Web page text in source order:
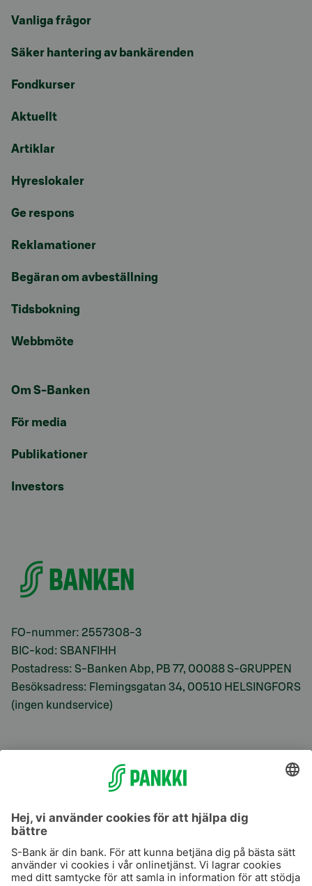
Vanliga frågor
Säker hantering av bankärenden
Fondkurser
Aktuellt
Artiklar
Hyreslokaler
Ge respons
Reklamationer
Begäran om avbeställning
Tidsbokning
Webbmöte
Om S-Banken
För media
Publikationer
Investors
FO-nummer: 2557308-3
BIC-kod: SBANFIHH
Postadress: S-Banken Abp, PB 77, 00088 S-GRUPPEN
Besöksadress: Flemingsgatan 34, 00510 HELSINGFORS
(ingen kundservice)
S-Prime